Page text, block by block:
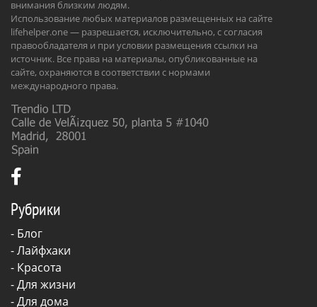
внимания близким людям.
Использование любых материалов размещенных на сайте
lifehelper.one — разрешается, исключительно, с согласия
правообладателя и при условии размещения ссылки на
источник. Все права на материалы, опубликованные на
сайте, охраняются в соответствии с нормами
международного права.
Рубрики
- Блог
-Лайфхаки
- Красота
-Для жизни
-Для дома